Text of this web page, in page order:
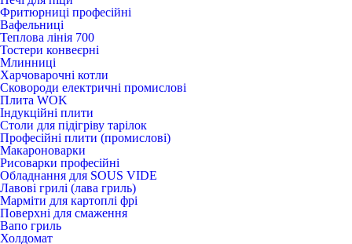
Фритюрниці професійні
Вафельниці
Теплова лінія 700
Тостери конвеєрні
Млинниці
Харчоварочні котли
Сковороди електричні промислові
Плита WOK
Індукційні плити
Столи для підігріву тарілок
Професійні плити (промислові)
Макароноварки
Рисоварки професійні
Обладнання для SOUS VIDE
Лавові грилі (лава гриль)
Марміти для картоплі фрі
Поверхні для смаження
Вапо гриль
Холдомат